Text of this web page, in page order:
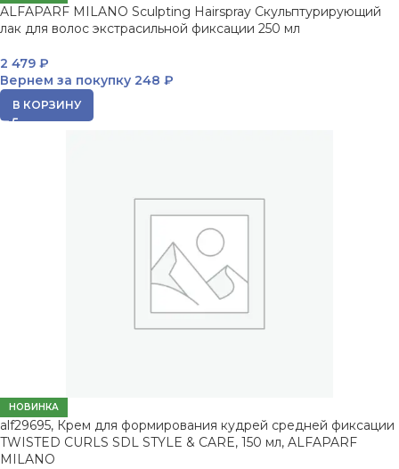
ALFAPARF MILANO Sculpting Hairspray Скульптурирующий
лак для волос экстрасильной фиксации 250 мл
2 479 ₽
Вернем за покупку 248 ₽
В КОРЗИНУ
НОВИНКА
alf29695, Крем для формирования кудрей средней фиксации
TWISTED CURLS SDL STYLE & CARE, 150 мл, ALFAPARF
MILANO